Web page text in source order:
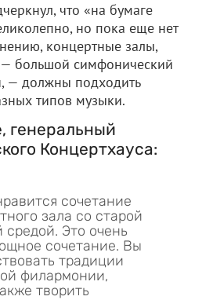
что «на бумаге
но пока еще нет
концертные залы,
— большой симфонический
— должны подходить
типов музыки.
генеральный
Концертхауса:
сочетание
зала со старой
средой. Это очень
сочетание. Вы
традиции
филармонии,
творить